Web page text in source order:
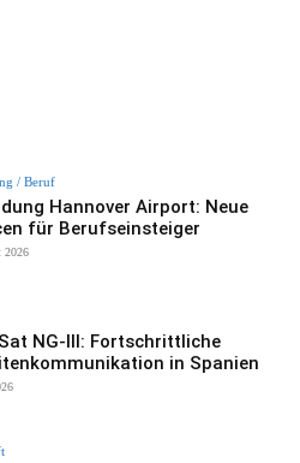
/ Beruf
Hannover Airport: Neue
für Berufseinsteiger
2026
NG-III: Fortschrittliche
in Spanien